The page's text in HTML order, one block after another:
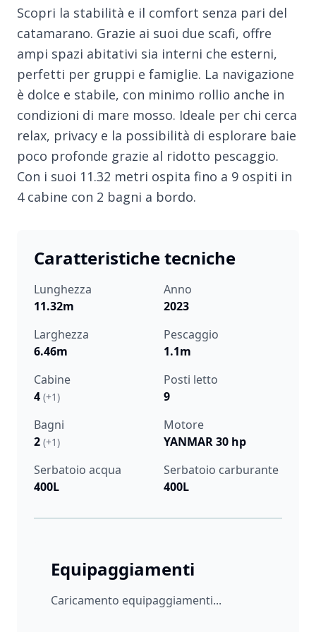
Scopri la stabilità e il comfort senza pari del
catamarano. Grazie ai suoi due scafi, offre
ampi spazi abitativi sia interni che esterni,
perfetti per gruppi e famiglie. La navigazione
è dolce e stabile, con minimo rollio anche in
condizioni di mare mosso. Ideale per chi cerca
relax, privacy e la possibilità di esplorare baie
poco profonde grazie al ridotto pescaggio.
Con i suoi 11.32 metri ospita fino a 9 ospiti in
4 cabine con 2 bagni a bordo.
Caratteristiche tecniche
Lunghezza
11.32m
Anno
2023
Larghezza
6.46m
Pescaggio
1.1m
Cabine
4 (+1)
Posti letto
9
Bagni
2 (+1)
Motore
YANMAR 30 hp
Serbatoio acqua
400L
Serbatoio carburante
400L
Equipaggiamenti
Caricamento equipaggiamenti...